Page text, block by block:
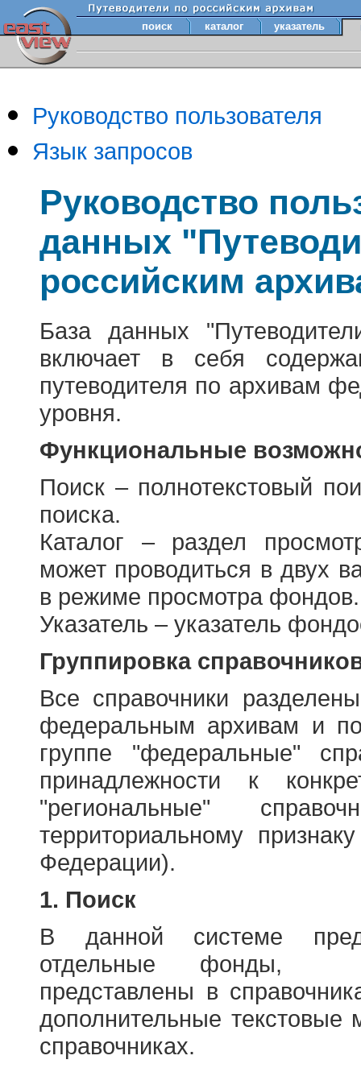
поиск каталог указатель
Руководство пользователя
Язык запросов
Руководство
данных
российским
База данных
включает в себя
путеводителя по архивам
уровня.
Функциональные
Поиск – полнотекстовый
поиска.
Каталог – раздел
может проводиться в двух
в режиме просмотра фондов.
Указатель – указатель
Группировка
Все справочники
федеральным архивам и
группе "федеральные"
принадлежности к
"региональные"
территориальному
Федерации).
1. Поиск
В данной системе
отдельные фонды,
представлены в
дополнительные
справочниках.